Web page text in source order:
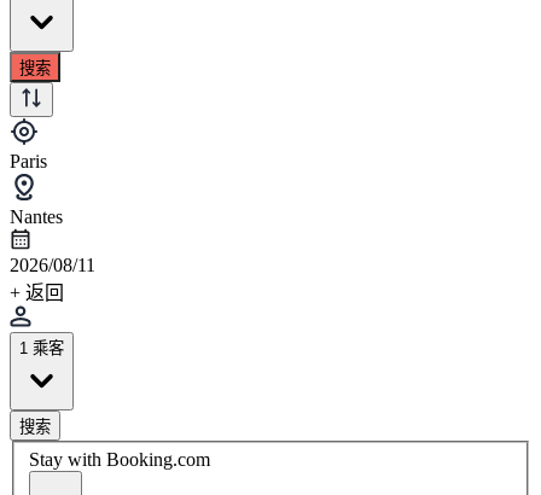
搜索
Paris
Nantes
2026/08/11
+ 返回
1 乘客
搜索
Stay with Booking.com